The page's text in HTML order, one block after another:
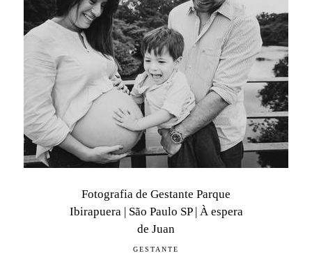
Fotografia de Gestante Parque
Ibirapuera | São Paulo SP | À espera
de Juan
GESTANTE